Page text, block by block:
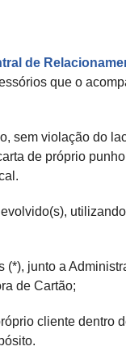
de
que o
sem violação do
de próprio
junto a
de Cartão;
cliente dentro